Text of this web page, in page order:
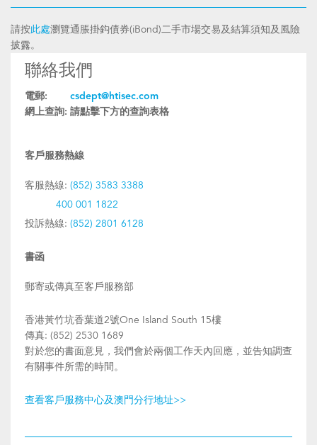
請按此處瀏覽通脹掛鈎債券(iBond)二手市場交易及結算須知及風險
披露。
聯絡我們
電郵:
csdept@htisec.com
網上查詢: 請點擊下方的查詢表格
客戶服務熱線
客服熱線: (852) 3583 3388
400 001 1822
投訴熱線: (852) 2801 6128
書函
郵寄或傳真至客戶服務部
香港黃竹坑香葉道2號One Island South 15樓
傳真: (852) 2530 1689
對於您的書面意見，我們會於兩個工作天內回應，並告知調查
有關事件所需的時間。
查看客戶服務中心及澳門分行地址>>